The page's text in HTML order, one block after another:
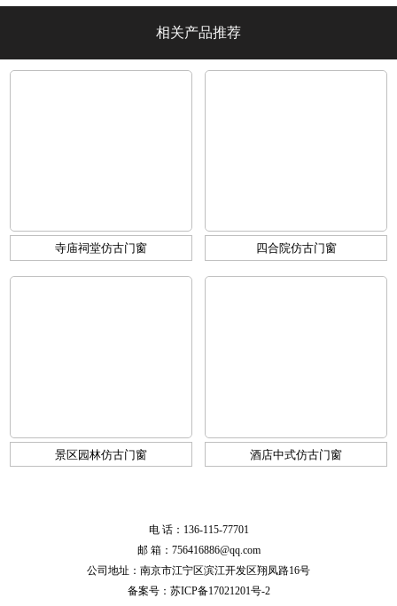
相关产品推荐
寺庙祠堂仿古门窗 四合院仿古门窗
景区园林仿古门窗 酒店中式仿古门窗
电 话：136-115-77701
邮 箱：756416886@qq.com
公司地址：南京市江宁区滨江开发区翔凤路16号
备案号： 苏ICP备17021201号-2